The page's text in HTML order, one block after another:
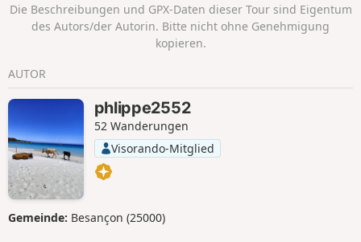
Die Beschreibungen und GPX-Daten dieser Tour sind Eigentum
des Autors/der Autorin. Bitte nicht ohne Genehmigung
kopieren.
AUTOR
phlippe2552
52 Wanderungen
Visorando-Mitglied
Gemeinde: Besançon (25000)